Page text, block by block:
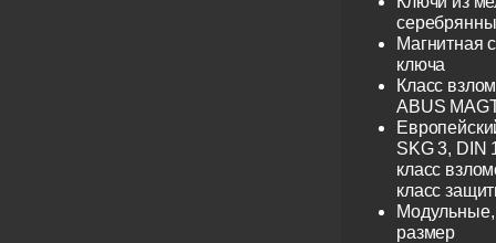
Магнитная
ключа
Класс
ABUS
SKG 3, DIN
класс
класс
размер